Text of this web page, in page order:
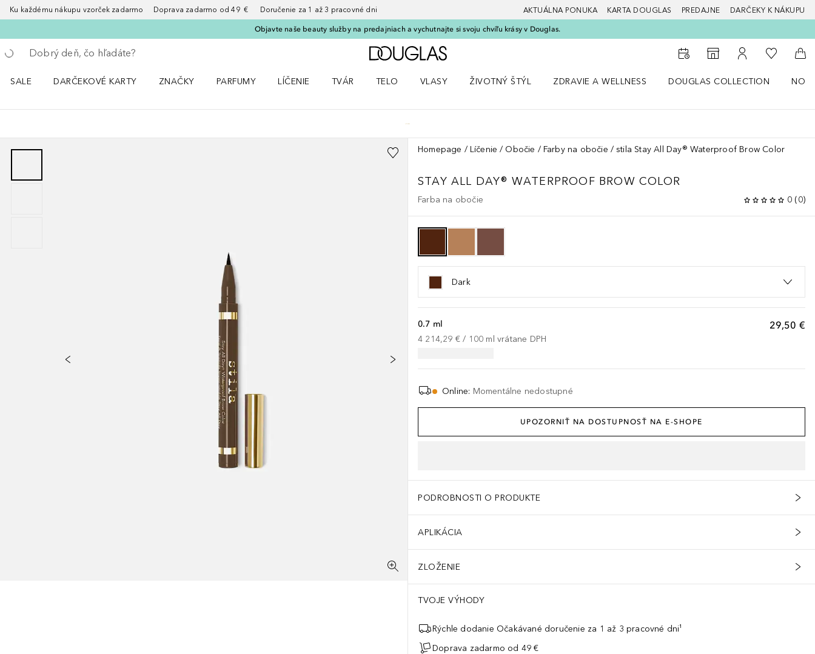
Ku každému nákupu vzorček zadarmo Doprava zadarmo od 49 € Doručenie za 1 až 3 pracovné dni AKTUÁLNA PONUKA KARTA DOUGLAS PREDAJNE DARČEKY K NÁKUPU
Objavte naše beauty služby na predajniach a vychutnajte si svoju chvíľu krásy v Douglas.
Choď späť
Vykonajte vyhľadávanie
Domov
Do vyhľadávača predajní
Do môjho účtu
Do môjho
Do
SALE
DARČEKOVÉ KARTY
ZNAČKY
PARFUMY
LÍČENIE
TVÁR
TELO
VLASY
ŽIVOTNÝ ŠTÝL
ZDRAVIE A WELLNESS
DOUGLAS COLLECTION
Homepage Líčenie Obočie Farby na obočie stila Stay All Day® Waterproof Brow Color
STAY ALL DAY® WATERPROOF BROW COLOR
Farba na obočie 0 (0)
Dark
29,50 €
0.7 ml
4 214,29 € / 100 ml vrátane DPH
Online: Momentálne nedostupné
UPOZORNIŤ NA DOSTUPNOSŤ NA E-SHOPE
PODROBNOSTI O PRODUKTE
APLIKÁCIA
ZLOŽENIE
TVOJE VÝHODY
Rýchle dodanie Očakávané doručenie za 1 až 3 pracovné dni¹
Doprava zadarmo od 49 €